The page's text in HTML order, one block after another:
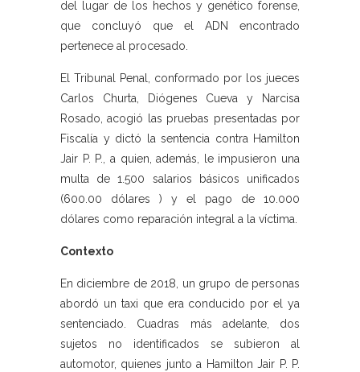
del lugar de los hechos y genético forense,
que concluyó que el ADN encontrado
pertenece al procesado.
El Tribunal Penal, conformado por los jueces
Carlos Churta, Diógenes Cueva y Narcisa
Rosado, acogió las pruebas presentadas por
Fiscalía y dictó la sentencia contra Hamilton
Jair P. P., a quien, además, le impusieron una
multa de 1.500 salarios básicos unificados
(600.00 dólares ) y el pago de 10.000
dólares como reparación integral a la víctima.
Contexto
En diciembre de 2018, un grupo de personas
abordó un taxi que era conducido por el ya
sentenciado. Cuadras más adelante, dos
sujetos no identificados se subieron al
automotor, quienes junto a Hamilton Jair P. P.